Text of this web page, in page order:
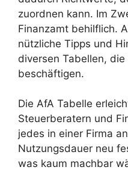
zuordnen kann. Im
Finanzamt behilflich.
nützliche Tipps und
diversen Tabellen,
beschäftigen.
Die AfA Tabelle
Steuerberatern und
jedes in einer Firma
Nutzungsdauer neu
was kaum machbar